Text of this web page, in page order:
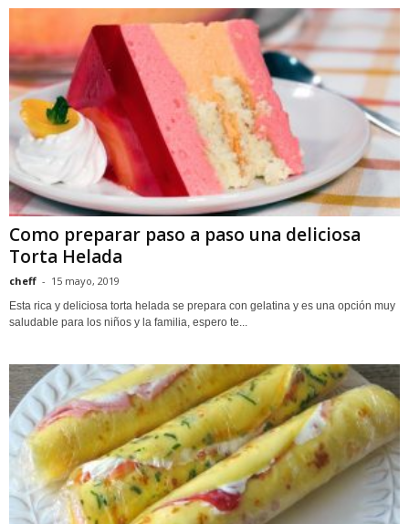
Como preparar paso a paso una deliciosa
Torta Helada
cheff - 15 mayo, 2019
Esta rica y deliciosa torta helada se prepara con gelatina y es una opción muy
saludable para los niños y la familia, espero te...